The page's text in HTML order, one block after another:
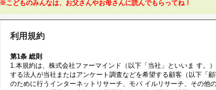
※こどものみんなは、お父さんやお母さんに読んでもらってね！
利用規約
第1条 総則
1.本規約は、株式会社ファーマインド（以下「当社」といいま す。
する法人が当社またはアンケート調査などを希望する顧客（以下「顧
のために行うインターネットリサーチ、モバ イルリサーチ、その他